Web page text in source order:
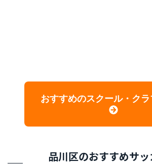
おすすめのスクール・ク
品川区のおすすめサ